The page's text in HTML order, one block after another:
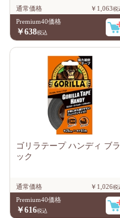
通常価格
￥1,063
Premium40価格
￥638
ゴリラテープ ハンディ ブラ
ック
通常価格
￥1,026
Premium40価格
￥616